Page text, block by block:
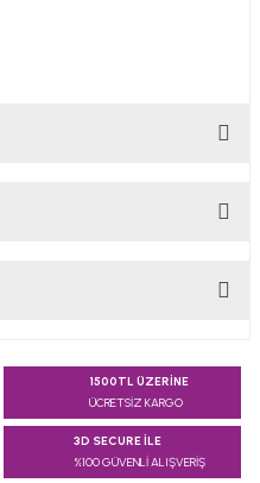
öneri formunu
görüntülenemiyor.
1500TL ÜZERİNE
ÜCRETSİZ KARGO
3D SECURE İLE
%100 GÜVENLİ ALIŞVERİŞ